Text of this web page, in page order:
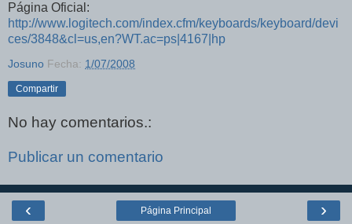
Página Oficial:
http://www.logitech.com/index.cfm/keyboards/keyboard/devi
ces/3848&cl=us,en?WT.ac=ps|4167|hp
Josuno Fecha: 1/07/2008
Compartir
No hay comentarios.:
Publicar un comentario
‹ ›
Página Principal